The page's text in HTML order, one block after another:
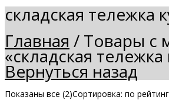
складская тележка
Главная / Товары с
«складская тележка
Вернуться назад
Показаны все (2)Сортировка: по